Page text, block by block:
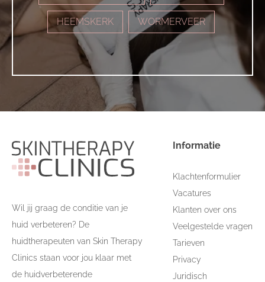
HEEMSKERK WORMERVEER
Wil jij graag de conditie van je
huid verbeteren? De
huidtherapeuten van Skin Therapy
Clinics staan voor jou klaar met
de huidverbeterende
Informatie
Klachtenformulier
Vacatures
Klanten over ons
Veelgestelde vragen
Tarieven
Privacy
Juridisch